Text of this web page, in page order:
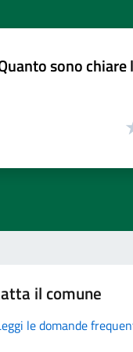
sono
il comune
le domande